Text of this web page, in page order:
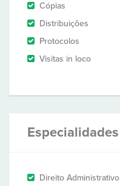
Cópias
Distribuições
Protocolos
Visitas in loco
Especialidades
Direito Administrativo